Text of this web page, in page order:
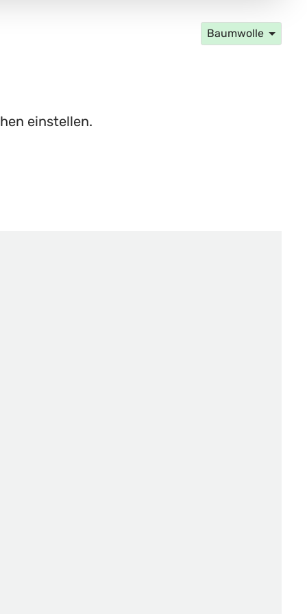
Baumwolle
einstellen.